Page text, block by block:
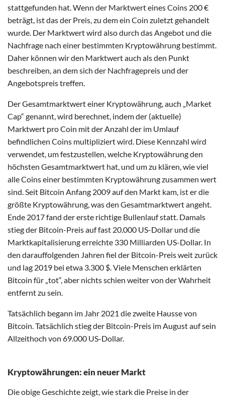
stattgefunden hat. Wenn der Marktwert eines Coins 200 €
beträgt, ist das der Preis, zu dem ein Coin zuletzt gehandelt
wurde. Der Marktwert wird also durch das Angebot und die
Nachfrage nach einer bestimmten Kryptowährung bestimmt.
Daher können wir den Marktwert auch als den Punkt
beschreiben, an dem sich der Nachfragepreis und der
Angebotspreis treffen.
Der Gesamtmarktwert einer Kryptowährung, auch „Market
Cap“ genannt, wird berechnet, indem der (aktuelle)
Marktwert pro Coin mit der Anzahl der im Umlauf
befindlichen Coins multipliziert wird. Diese Kennzahl wird
verwendet, um festzustellen, welche Kryptowährung den
höchsten Gesamtmarktwert hat, und um zu klären, wie viel
alle Coins einer bestimmten Kryptowährung zusammen wert
sind. Seit Bitcoin Anfang 2009 auf den Markt kam, ist er die
größte Kryptowährung, was den Gesamtmarktwert angeht.
Ende 2017 fand der erste richtige Bullenlauf statt. Damals
stieg der Bitcoin-Preis auf fast 20.000 US-Dollar und die
Marktkapitalisierung erreichte 330 Milliarden US-Dollar. In
den darauffolgenden Jahren fiel der Bitcoin-Preis weit zurück
und lag 2019 bei etwa 3.300 $. Viele Menschen erklärten
Bitcoin für „tot“, aber nichts schien weiter von der Wahrheit
entfernt zu sein.
Tatsächlich begann im Jahr 2021 die zweite Hausse von
Bitcoin. Tatsächlich stieg der Bitcoin-Preis im August auf sein
Allzeithoch von 69.000 US-Dollar.
Kryptowährungen: ein neuer Markt
Die obige Geschichte zeigt, wie stark die Preise in der